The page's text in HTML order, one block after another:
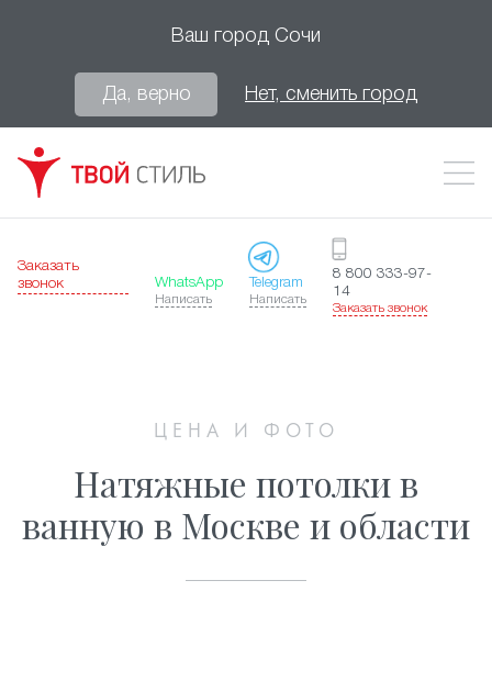
Ваш город Сочи
Да, верно Нет, сменить город
Заказать
звонок
WhatsApp
Написать
Telegram
Написать
8 800 333-97-
14
Заказать звонок
ЦЕНА И ФОТО
Натяжные потолки в
ванную в Москве и области